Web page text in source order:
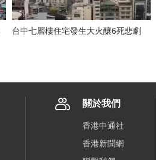
台中七層樓住宅發生大火釀6死悲劇
關於我們
香港中通社
香港新聞網